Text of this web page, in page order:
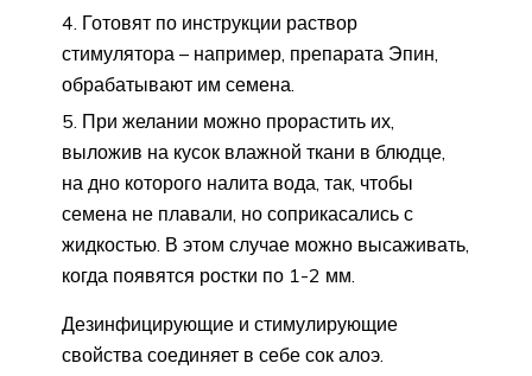
Готовят по инструкции раствор
стимулятора – например, препарата Эпин,
обрабатывают им семена.
При желании можно прорастить их,
выложив на кусок влажной ткани в блюдце,
на дно которого налита вода, так, чтобы
семена не плавали, но соприкасались с
жидкостью. В этом случае можно высаживать,
когда появятся ростки по 1-2 мм.
Дезинфицирующие и стимулирующие
свойства соединяет в себе сок алоэ.